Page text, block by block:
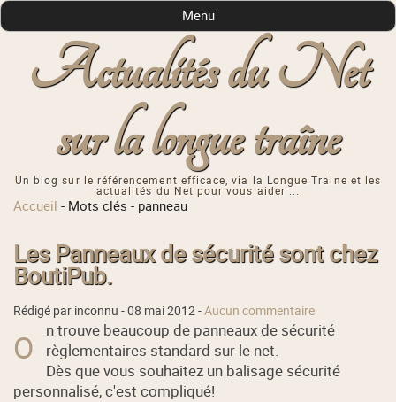
Actualités du Net
sur la longue traîne
Un blog sur le référencement efficace, via la Longue Traine et les
actualités du Net pour vous aider ...
Menu
Accueil - Mots clés - panneau
Les Panneaux de sécurité sont chez
BoutiPub.
Rédigé par inconnu -08 mai 2012-Aucun commentaire
O
n trouve beaucoup de panneaux de sécurité
règlementaires standard sur le net.
Dès que vous souhaitez un balisage sécurité
personnalisé, c'est compliqué!